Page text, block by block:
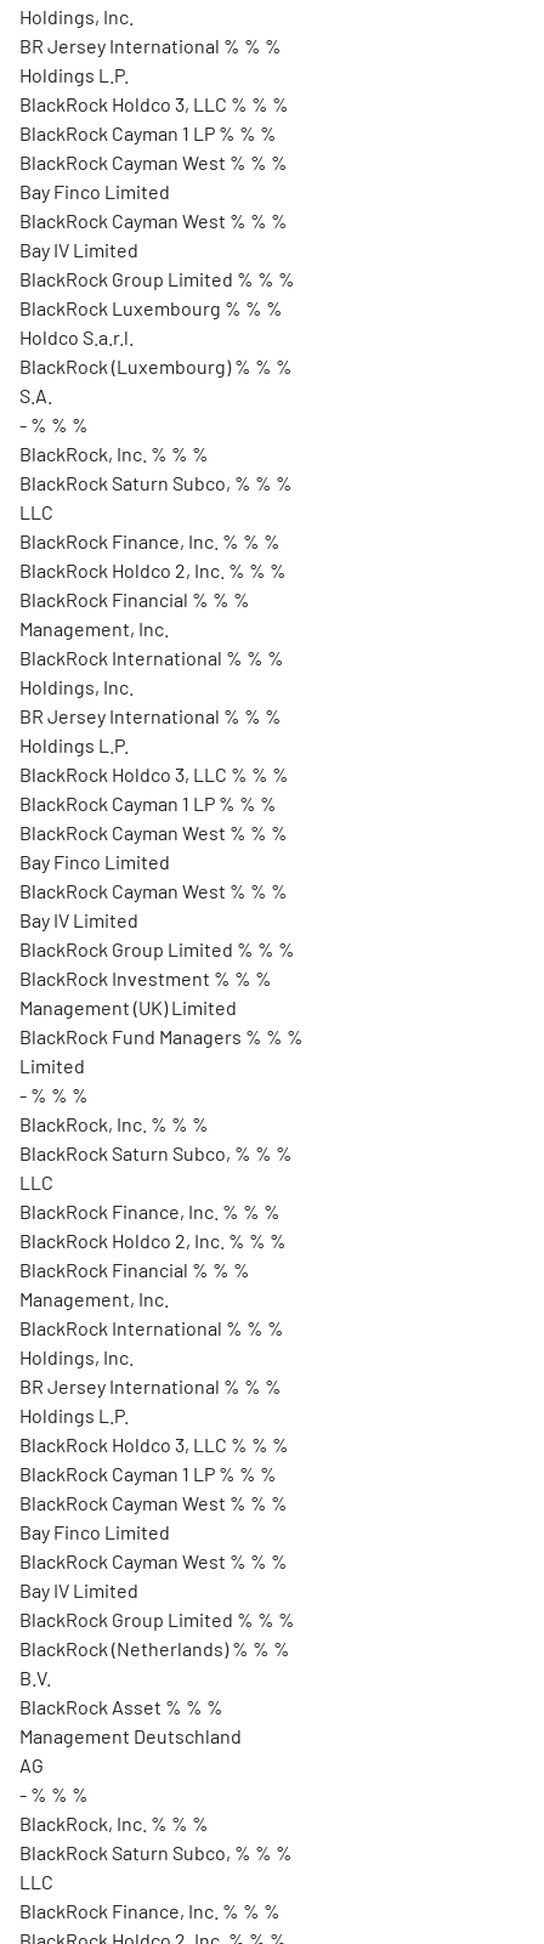
Holdings, Inc.
BR Jersey International % % %
Holdings L.P.
BlackRock Holdco 3, LLC % % %
BlackRock Cayman 1 LP % % %
BlackRock Cayman West % % %
Bay Finco Limited
BlackRock Cayman West % % %
Bay IV Limited
BlackRock Group Limited % % %
BlackRock Luxembourg % % %
Holdco S.a.r.l.
BlackRock (Luxembourg) % % %
S.A.
- % % %
BlackRock, Inc. % % %
BlackRock Saturn Subco, % % %
LLC
BlackRock Finance, Inc. % % %
BlackRock Holdco 2, Inc. % % %
BlackRock Financial % % %
Management, Inc.
BlackRock International % % %
Holdings, Inc.
BR Jersey International % % %
Holdings L.P.
BlackRock Holdco 3, LLC % % %
BlackRock Cayman 1 LP % % %
BlackRock Cayman West % % %
Bay Finco Limited
BlackRock Cayman West % % %
Bay IV Limited
BlackRock Group Limited % % %
BlackRock Investment % % %
Management (UK) Limited
BlackRock Fund Managers % % %
Limited
- % % %
BlackRock, Inc. % % %
BlackRock Saturn Subco, % % %
LLC
BlackRock Finance, Inc. % % %
BlackRock Holdco 2, Inc. % % %
BlackRock Financial % % %
Management, Inc.
BlackRock International % % %
Holdings, Inc.
BR Jersey International % % %
Holdings L.P.
BlackRock Holdco 3, LLC % % %
BlackRock Cayman 1 LP % % %
BlackRock Cayman West % % %
Bay Finco Limited
BlackRock Cayman West % % %
Bay IV Limited
BlackRock Group Limited % % %
BlackRock (Netherlands) % % %
B.V.
BlackRock Asset % % %
Management Deutschland
AG
- % % %
BlackRock, Inc. % % %
BlackRock Saturn Subco, % % %
LLC
BlackRock Finance, Inc. % % %